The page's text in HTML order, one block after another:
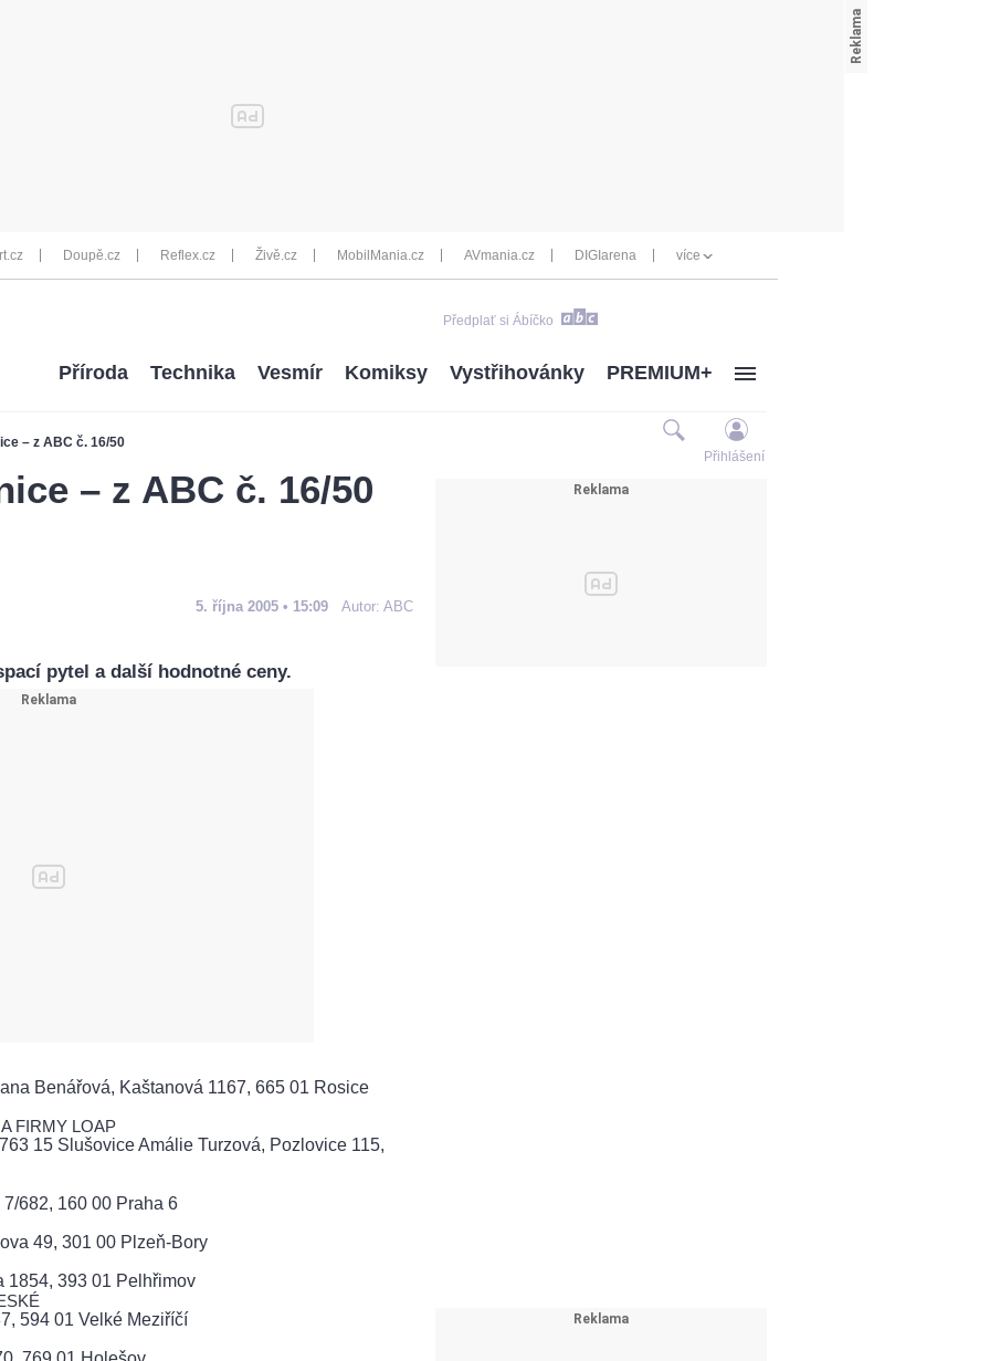
Doupě.cz Reflex.cz Živě.cz MobilMania.cz AVmania.cz DIGIarena více
Předplať si Ábíčko
– z ABC č. 16/50
Příroda Technika Vesmír Komiksy Vystřihovánky PREMIUM+
Přihlášení
– z ABC č. 16/50
5. října 2005 • 15:09 Autor: ABC
pytel a další hodnotné ceny.
Benářová, Kaštanová 1167, 665 01 Rosice
FIRMY LOAP
15 Slušovice Amálie Turzová, Pozlovice 115,
682, 160 00 Praha 6
49, 301 00 Plzeň-Bory
1854, 393 01 Pelhřimov
594 01 Velké Meziříčí